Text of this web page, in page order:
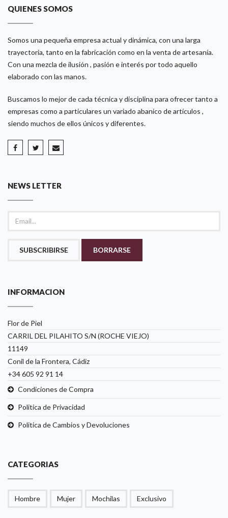
QUIENES SOMOS
Somos una pequeña empresa actual y dinámica, con una larga
trayectoria, tanto en la fabricación como en la venta de artesanía.
Con una mezcla de ilusión , pasión e interés por todo aquello
elaborado con las manos.
Buscamos lo mejor de cada técnica y disciplina para ofrecer tanto a
empresas como a particulares un variado abanico de artículos ,
siendo muchos de ellos únicos y diferentes.
NEWS LETTER
SUBSCRIBIRSE BORRARSE
INFORMACION
Flor de Piel
CARRIL DEL PILAHITO S/N (ROCHE VIEJO)
11149
Conil de la Frontera, Cádiz
+34 605 92 91 14
Condiciones de Compra
Politica de Privacidad
Politica de Cambios y Devoluciones
CATEGORIAS
Hombre Mujer Mochilas Exclusivo